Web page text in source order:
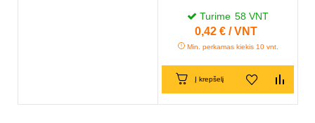
Turime 58 VNT
Kaina
0,42 € / VNT
Min. perkamas kiekis 10 vnt.
Į krepšelį